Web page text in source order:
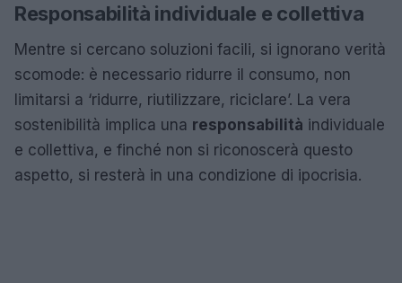
Responsabilità individuale e collettiva
Mentre si cercano soluzioni facili, si ignorano verità
scomode: è necessario ridurre il consumo, non
limitarsi a ‘ridurre, riutilizzare, riciclare’. La vera
sostenibilità implica una responsabilità individuale
e collettiva, e finché non si riconoscerà questo
aspetto, si resterà in una condizione di ipocrisia.